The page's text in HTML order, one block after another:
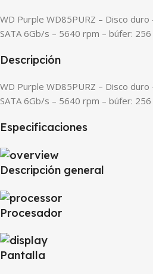
WD Purple WD85PURZ – Disco duro
SATA 6Gb/s – 5640 rpm – búfer: 256
Descripción
WD Purple WD85PURZ – Disco duro
SATA 6Gb/s – 5640 rpm – búfer: 256
Especificaciones
Descripción general
Procesador
Pantalla